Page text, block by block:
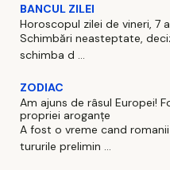
BANCUL ZILEI
Horoscopul zilei de vineri, 7
Schimbări neasteptate,
schimba d ...
ZODIAC
Am ajuns de râsul Europei!
propriei aroganțe
A fost o vreme cand
tururile prelimin ...